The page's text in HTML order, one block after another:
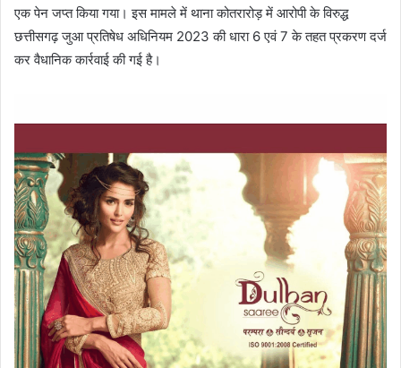
एक पेन जप्त किया गया। इस मामले में थाना कोतरारोड़ में आरोपी के विरुद्ध
छत्तीसगढ़ जुआ प्रतिषेध अधिनियम 2023 की धारा 6 एवं 7 के तहत प्रकरण दर्ज
कर वैधानिक कार्रवाई की गई है।